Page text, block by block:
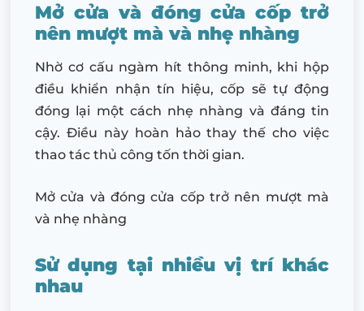
Mở cửa và đóng cửa cốp trở
nên mượt mà và nhẹ nhàng
Nhờ cơ cấu ngàm hít thông minh, khi hộp
điều khiển nhận tín hiệu, cốp sẽ tự động
đóng lại một cách nhẹ nhàng và đáng tin
cậy. Điều này hoàn hảo thay thế cho việc
thao tác thủ công tốn thời gian.
Mở cửa và đóng cửa cốp trở nên mượt mà
và nhẹ nhàng
Sử dụng tại nhiều vị trí khác
nhau